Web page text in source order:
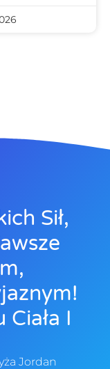
Sił,
I
Jordan